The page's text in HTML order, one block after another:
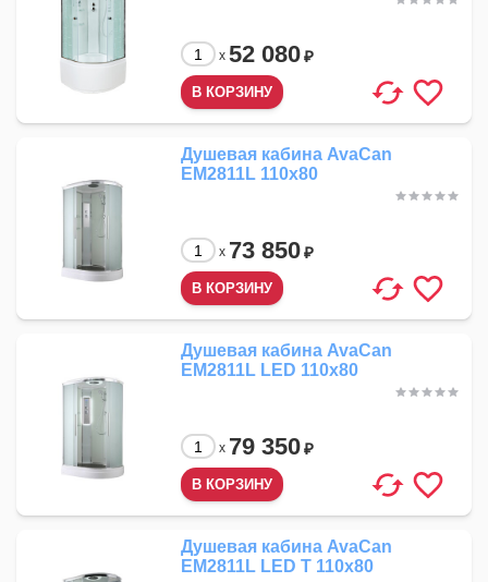
x 52 080₽
Душевая кабина AvaCan
EM2811L 110x80
x 73 850₽
Душевая кабина AvaCan
EM2811L LED 110x80
x 79 350₽
Душевая кабина AvaCan
EM2811L LED T 110x80